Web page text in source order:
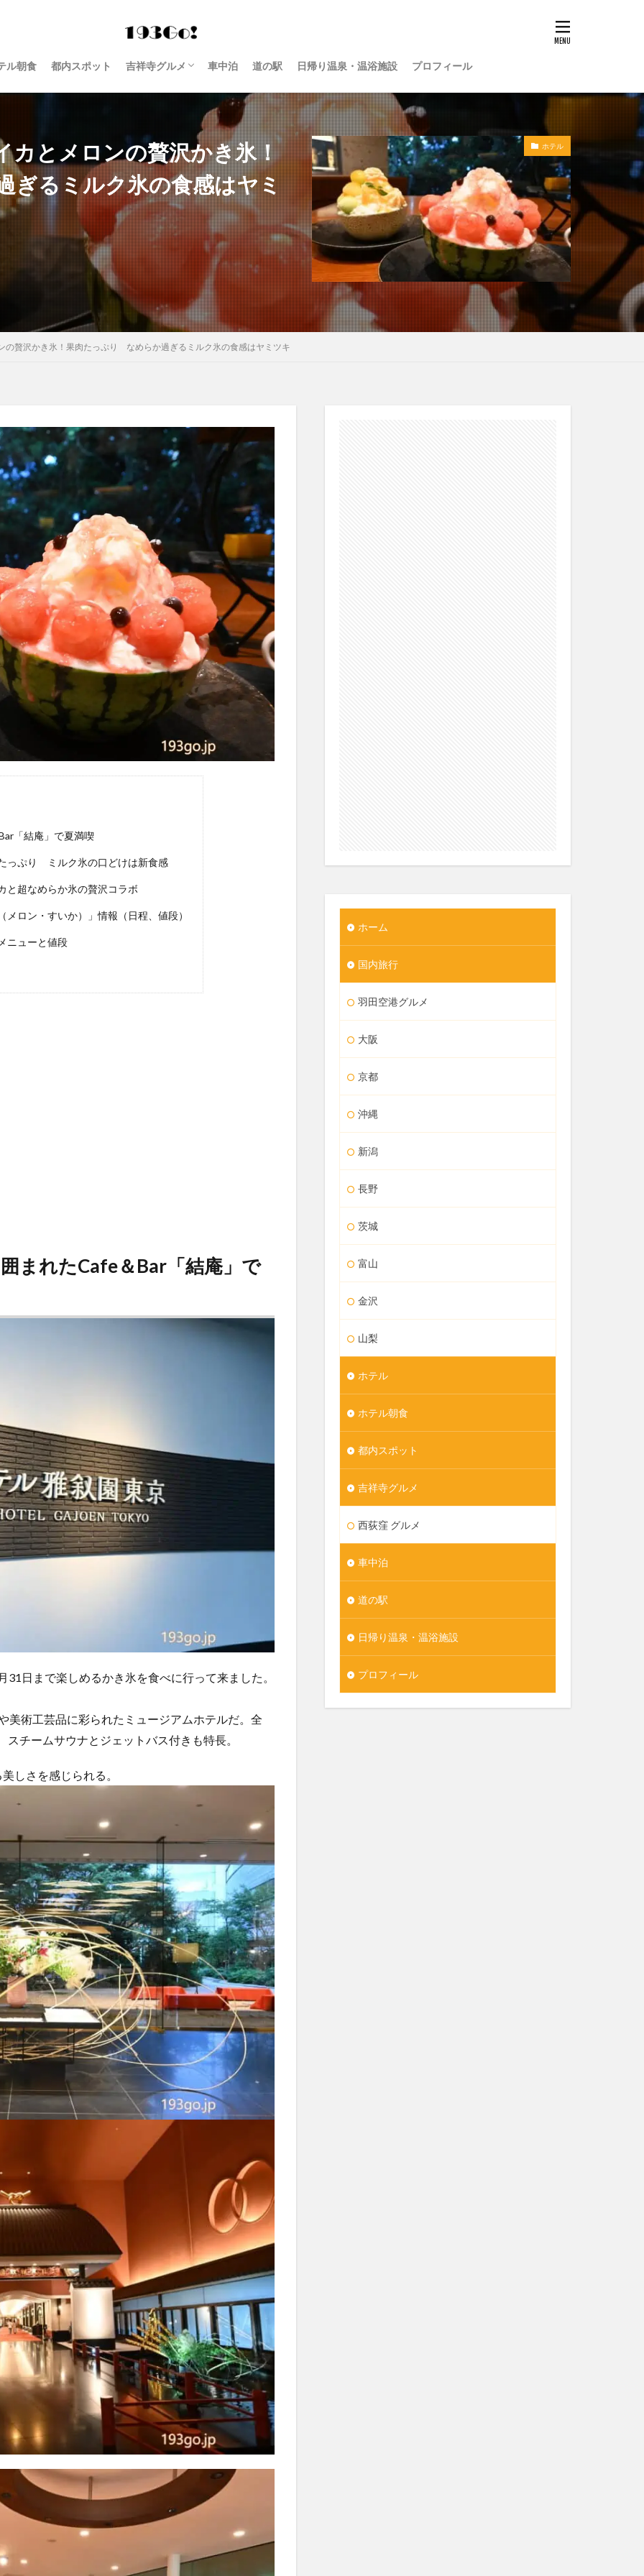
ル朝食 都内スポット 吉祥寺グルメ
西荻窪 グルメ
車中泊 道の駅 日帰り温泉・温浴施設 プロフィール
カとメロンの贅沢かき氷！
るミルク氷の食感はヤミ
ホテル
の贅沢かき氷！果肉たっぷり なめらか過ぎるミルク氷の食感はヤミツキ
「結庵」で夏満喫
っぷり ミルク氷の口どけは新食感
と超なめらか氷の贅沢コラボ
ロン・すいか）」情報（日程、値段）
ニューと値段
まれたCafe＆Bar「結庵」で
日まで楽しめるかき氷を食べに行って来ました。
美術工芸品に彩られたミュージアムホテルだ。全
チームサウナとジェットバス付きも特長。
しさを感じられる。
ホーム
国内旅行
羽田空港グルメ
大阪
京都
沖縄
新潟
長野
茨城
富山
金沢
山梨
ホテル
ホテル朝食
都内スポット
吉祥寺グルメ
西荻窪 グルメ
車中泊
道の駅
日帰り温泉・温浴施設
プロフィール